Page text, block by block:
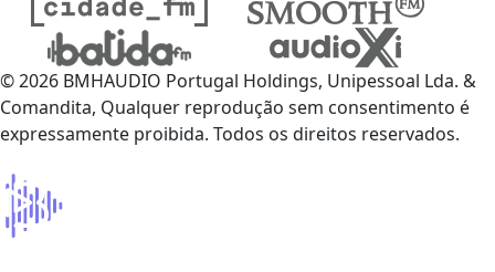
© 2026 BMHAUDIO Portugal Holdings, Unipessoal Lda. &
Comandita, Qualquer reprodução sem consentimento é
expressamente proibida. Todos os direitos reservados.